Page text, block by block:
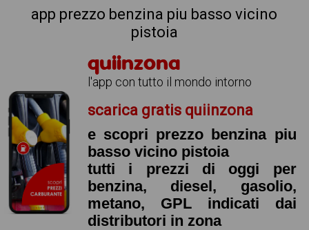
app prezzo benzina piu basso vicino
pistoia
quiinzona
l'app con tutto il mondo intorno
scarica gratis quiinzona
e scopri prezzo benzina piu
basso vicino pistoia
tutti i prezzi di oggi per
benzina, diesel, gasolio,
metano, GPL indicati dai
distributori in zona